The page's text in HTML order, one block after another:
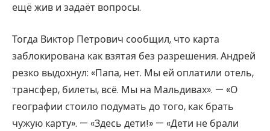
ещё жив и задаёт вопросы.
Тогда Виктор Петрович сообщил, что карта
заблокирована как взятая без разрешения. Андрей
резко выдохнул: «Папа, нет. Мы ей оплатили отель,
трансфер, билеты, всё. Мы на Мальдивах». — «О
географии стоило подумать до того, как брать
чужую карту». — «Здесь дети!» — «Дети не брали